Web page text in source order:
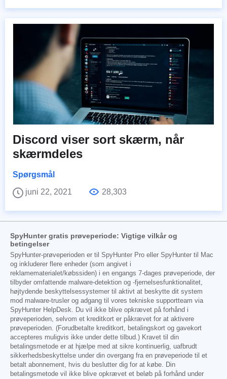
Discord viser sort skærm, når
skærmdeles
Spørgsmål
juni 22, 2021
28,303
SpyHunter gratis prøveperiode: Vigtige vilkår og
betingelser
SpyHunter-prøveperioden er til SpyHunter Pro eller SpyHunter til Mac
og inkluderer flere enheder (som angivet i
reklamematerialet/købssiden) i en engangs 7-dages prøveperiode, der
tilbyder omfattende malware-detektion og -fjernelsesfunktionalitet,
højtydende beskyttelsessystemer til aktivt at beskytte dit system
mod malware-trusler og adgang til vores tekniske supportteam via
SpyHunter HelpDesk. Du vil ikke blive opkrævet på forhånd i
prøveperioden, selvom et kreditkort er påkrævet for at aktivere
prøveperioden. (Forudbetalte kreditkort, betalingskort og gavekort
accepteres muligvis ikke under dette tilbud.) Kravet til din
betalingsmetode er at hjælpe med at sikre kontinuerlig, uafbrudt
sikkerhedsbeskyttelse under din overgang fra en prøveperiode til et
betalt abonnement, hvis du beslutter dig for at købe. Din
betalingsmetode vil ikke blive opkrævet et beløb på forhånd under